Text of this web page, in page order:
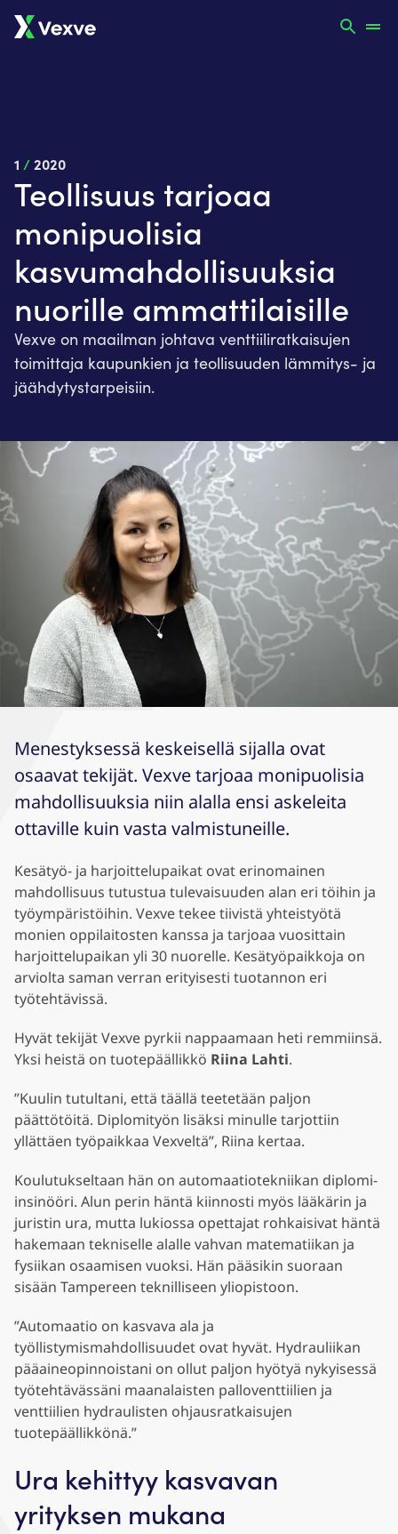
1 /2020
Teollisuus tarjoaa
monipuolisia
kasvumahdollisuuksia
nuorille ammattilaisille
Vexve on maailman johtava venttiiliratkaisujen
toimittaja kaupunkien ja teollisuuden lämmitys- ja
jäähdytystarpeisiin.
Menestyksessä keskeisellä sijalla ovat
osaavat tekijät. Vexve tarjoaa monipuolisia
mahdollisuuksia niin alalla ensi askeleita
ottaville kuin vasta valmistuneille.
Kesätyö- ja harjoittelupaikat ovat erinomainen
mahdollisuus tutustua tulevaisuuden alan eri töihin ja
työympäristöihin. Vexve tekee tiivistä yhteistyötä
monien oppilaitosten kanssa ja tarjoaa vuosittain
harjoittelupaikan yli 30 nuorelle. Kesätyöpaikkoja on
arviolta saman verran erityisesti tuotannon eri
työtehtävissä.
Hyvät tekijät Vexve pyrkii nappaamaan heti remmiinsä.
Yksi heistä on tuotepäällikkö Riina Lahti.
”Kuulin tutultani, että täällä teetetään paljon
päättötöitä. Diplomityön lisäksi minulle tarjottiin
yllättäen työpaikkaa Vexveltä”, Riina kertaa.
Koulutukseltaan hän on automaatiotekniikan diplomi-
insinööri. Alun perin häntä kiinnosti myös lääkärin ja
juristin ura, mutta lukiossa opettajat rohkaisivat häntä
hakemaan tekniselle alalle vahvan matematiikan ja
fysiikan osaamisen vuoksi. Hän pääsikin suoraan
sisään Tampereen teknilliseen yliopistoon.
”Automaatio on kasvava ala ja
työllistymismahdollisuudet ovat hyvät. Hydrauliikan
pääaineopinnoistani on ollut paljon hyötyä nykyisessä
työtehtävässäni maanalaisten palloventtiilien ja
venttiilien hydraulisten ohjausratkaisujen
tuotepäällikkönä.”
Ura kehittyy kasvavan
yrityksen mukana